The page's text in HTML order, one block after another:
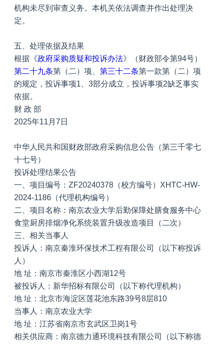
机构未尽到审查义务。本机关依法调查并作出处理决
定。
五、处理依据及结果
根据《政府采购质疑和投诉办法》（财政部令第94号）
第二十九条第（二）项、 第三十二条第一款第（二）项
的规定，投诉事项1、3部分成立，投诉事项2缺乏事实
依据。
财 政 部
2025年11月7日
中华人民共和国财政部政府采购信息公告（第三千零七
十七号）
投诉处理结果公告
一、项目编号：ZF20240378（校方编号）XHTC-HW-
2024-1186（代理机构编号）
二、项目名称：南京农业大学后勤保障处膳食服务中心
食堂厨房排烟净化系统装置升级改造项目（二次）
三、相关当事人
投诉人：南京秦淮环保技术工程有限公司（以下称投诉
人）
地 址：南京市秦淮区小西湖12号
被投诉人：新华招标有限公司（以下称代理机构）
地 址：北京市海淀区莲花池东路39号8层810
当事人：南京农业大学
地 址：江苏省南京市玄武区卫岗1号
相关供应商：南京德力通环境科技有限公司（以下称德